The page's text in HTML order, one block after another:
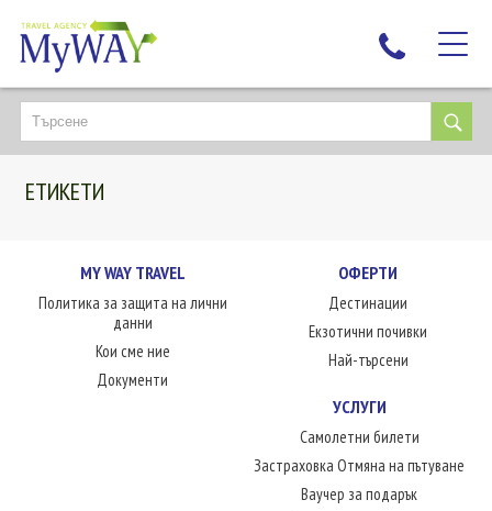
НАЙ-ТЪРСЕНИ
ДЕСТИНАЦИИ
ЕКЗОТИЧНИ ПОЧИВКИ
НОВА ГОДИНА
ПЪТУВАЙТЕ С ДЕЦА
ЛЮБОПИТНО
ЕТИКЕТИ
MY WAY TRAVEL
Политика за защита на лични
данни
Кои сме ние
Документи
ОФЕРТИ
Дестинации
Екзотични почивки
Най-търсени
УСЛУГИ
Самолетни билети
Застраховка Отмяна на пътуване
Ваучер за подарък